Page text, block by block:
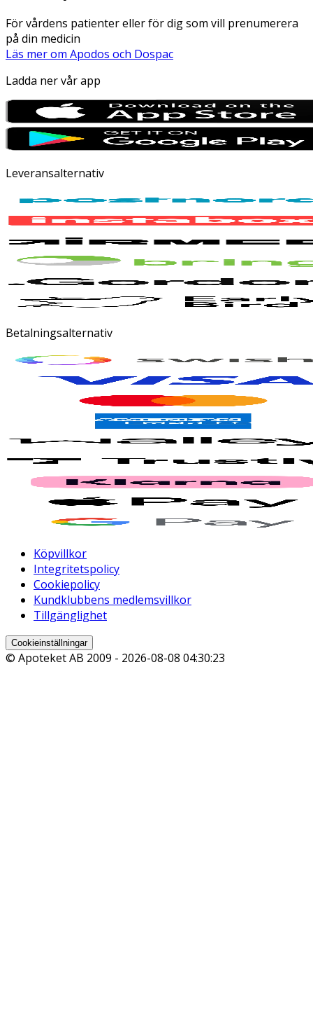
För vårdens patienter eller för dig som vill prenumerera
på din medicin
Läs mer om Apodos och Dospac
Ladda ner vår app
Leveransalternativ
Betalningsalternativ
Köpvillkor
Integritetspolicy
Cookiepolicy
Kundklubbens medlemsvillkor
Tillgänglighet
Cookieinställningar
© Apoteket AB 2009 - 2026-08-08 04:30:23